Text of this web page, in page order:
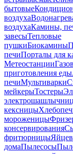
бытовые
воздуха
воздухаКамины,
завесыТепловые
пушкиБиокамины
печиПорталы для
Метеостанции
приготовления еды
печиМультиварки
мейкерыТостеры
кексницы
мороженицы
консервирования
фритюрницы
домаПылесосы